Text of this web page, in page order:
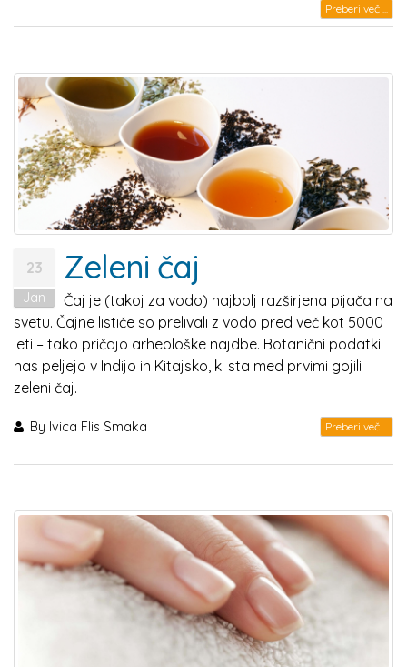
Preberi več ...
23
Jan
Zeleni čaj
Čaj je (takoj za vodo) najbolj razširjena pijača na
svetu. Čajne lističe so prelivali z vodo pred več kot 5000
leti – tako pričajo arheološke najdbe. Botanični podatki
nas peljejo v Indijo in Kitajsko, ki sta med prvimi gojili
zeleni čaj.
By Ivica Flis Smaka Preberi več ...